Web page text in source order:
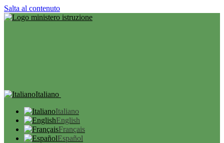
Salta al contenuto
Italiano
Italiano
English
Français
Español